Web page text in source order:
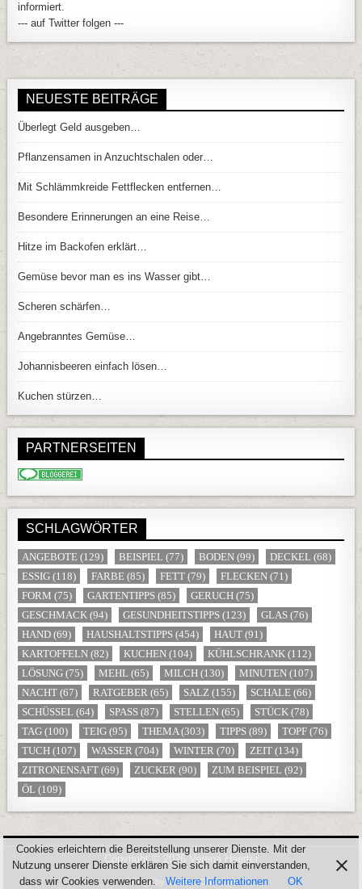
informiert.
--- auf Twitter folgen ---
NEUESTE BEITRÄGE
Überlegt Geld ausgeben…
Pflanzensamen in Anzuchtschalen oder…
Mit Schlämmkreide Fettflecken entfernen…
Besondere Erinnerungen an eine Reise…
Hitze im Backofen erklärt…
Gemüse bevor man es ins Wasser gibt…
Scheren schärfen…
Angebranntes Gemüse…
Johannisbeeren einfach lösen…
Kuchen stürzen…
PARTNERSEITEN
SCHLAGWÖRTER
ANGEBOTE (129) BEISPIEL (77) BODEN (99) DECKEL (68)
ESSIG (118) FARBE (85) FETT (79) FLECKEN (71)
FORM (75) GARTENTIPPS (85) GERUCH (75)
GESCHMACK (94) GESUNDHEITSTIPPS (123) GLAS (76)
HAND (69) HAUSHALTSTIPPS (454) HAUT (91)
KARTOFFELN (82) KUCHEN (104) KÜHLSCHRANK (112)
LÖSUNG (75) MEHL (65) MILCH (130) MINUTEN (107)
NACHT (67) RATGEBER (65) SALZ (155) SCHALE (66)
SCHÜSSEL (64) SPASS (87) STELLEN (65) STÜCK (78)
TAG (100) TEIG (95) THEMA(303) TIPPS (89) TOPF (76)
TUCH (107) WASSER (704) WINTER (70) ZEIT (134)
ZITRONENSAFT (69) ZUCKER (90) ZUM BEISPIEL (92)
ÖL (109)
Copyright © 2026 Verena Haerter
Design by ThemesDNA.com
Cookies erleichtern die Bereitstellung unserer Dienste. Mit der
Nutzung unserer Dienste erklären Sie sich damit einverstanden,
dass wir Cookies verwenden.
Weitere Informationen OK